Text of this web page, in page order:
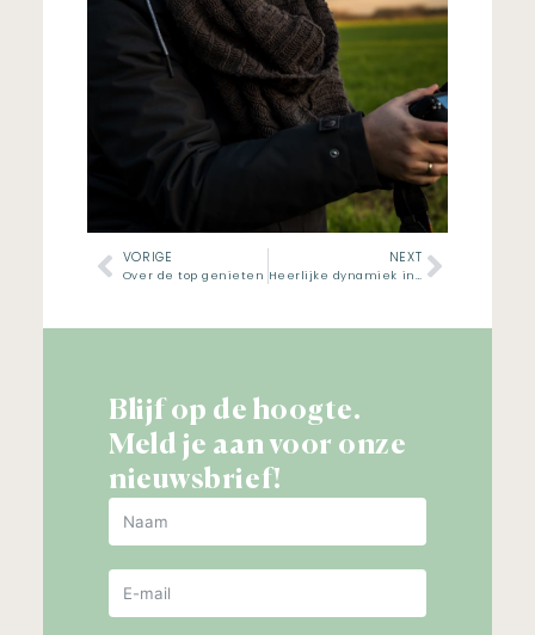
VORIGE
Over de top genieten
NEXT
Heerlijke dynamiek in dit gezin
Blijf op de hoogte.
Meld je aan voor onze
nieuwsbrief!